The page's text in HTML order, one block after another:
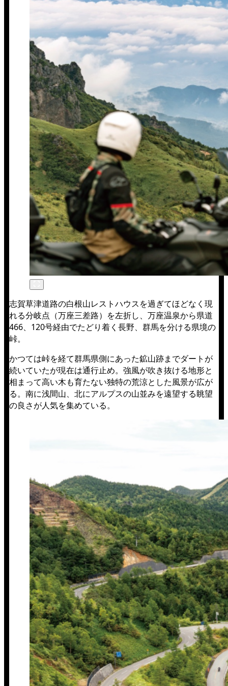
志賀草津道路の白根山レストハウスを過ぎてほどなく現
れる分岐点（万座三差路）を左折し、万座温泉から県道
466、120号経由でたどり着く長野、群馬を分ける県境の
峠。
かつては峠を経て群馬県側にあった鉱山跡までダートが
続いていたが現在は通行止め。強風が吹き抜ける地形と
相まって高い木も育たない独特の荒涼とした風景が広が
る。南に浅間山、北にアルプスの山並みを遠望する眺望
の良さが人気を集めている。